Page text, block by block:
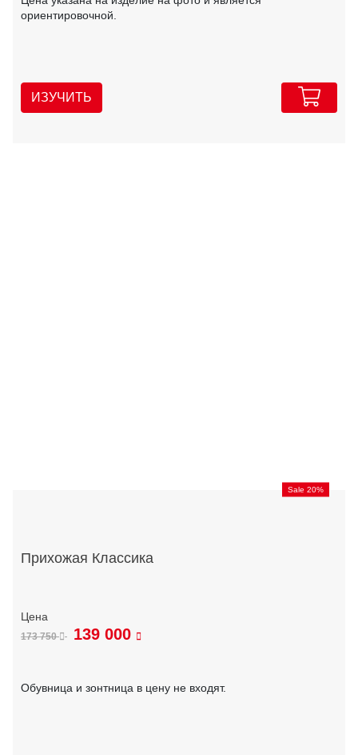
ориентировочной.
ИЗУЧИТЬ
Sale 20%
Прихожая Классика
173 750 139 000
Обувница и зонтница в цену не входят.